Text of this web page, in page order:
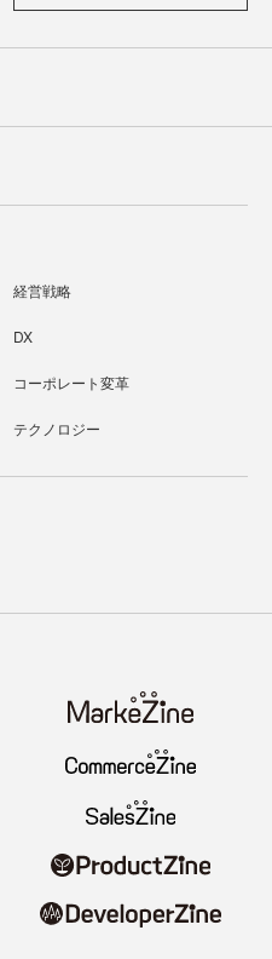
経営戦略
DX
コーポレート変革
テクノロジー